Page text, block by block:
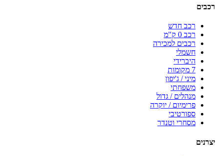
רכבים
רכב חדש
רכב 0 ק"מ
רכבים למכירה
חשמלי
היברידי
7 מקומות
מיני / ג'יפון
משפחתי
מנהלים / גדול
פרימיום / יוקרה
ספורטיבי
מסחרי וטנדר
יצרנים